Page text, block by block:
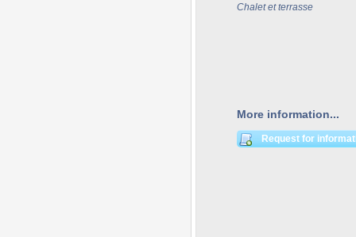
Chalet et terrasse
More information...
Request for